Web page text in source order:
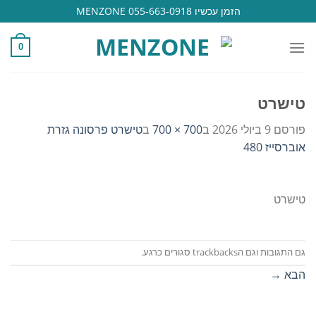
to
content
הזמן עכשיו 055-663-0918 MENZONE
0
טישרט
פורסם 9 ביולי 2026 ב700 × 700 בטישרט פרסונה גזרת
אוברסייז 480
טישרט
גם התגובות וגם הtrackbacks סגורים כרגע.
הבא →